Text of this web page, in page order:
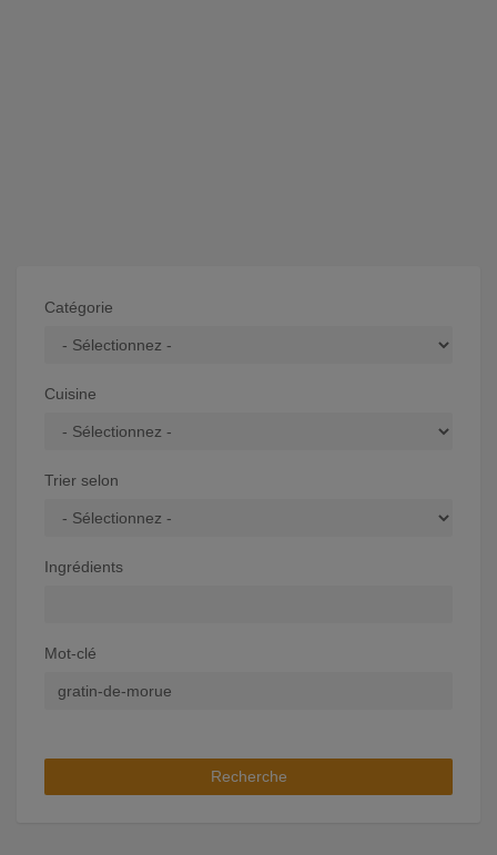
Catégorie
Cuisine
Trier selon
Ingrédients
Mot-clé
Recherche